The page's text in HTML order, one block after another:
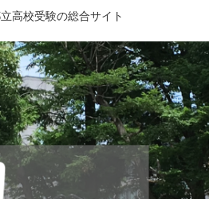
高校受験の総合サイト